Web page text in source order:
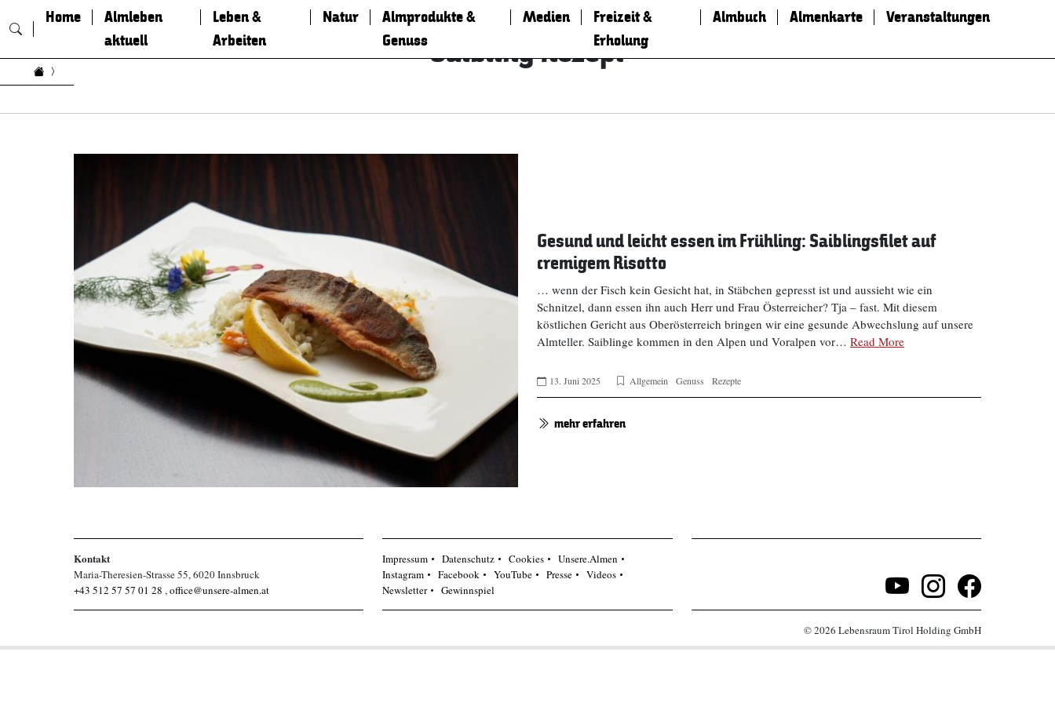
Zum Inhalt springen
Home
Almleben
aktuell
Leben &
Arbeiten
Natur
Almprodukte &
Genuss
Medien
Freizeit &
Erholung
Almbuch Almenkarte Veranstaltungen
Saibling Rezept
Gesund und leicht essen im Frühling: Saiblingsfilet auf
cremigem Risotto
… wenn der Fisch kein Gesicht hat, in Stäbchen gepresst ist und aussieht wie ein
Schnitzel, dann essen ihn auch Herr und Frau Österreicher? Tja – fast. Mit diesem
köstlichen Gericht aus Oberösterreich bringen wir eine gesunde Abwechslung auf unsere
Almteller. Saiblinge kommen in den Alpen und Voralpen vor… Read More
13. Juni 2025 Allgemein Genuss Rezepte
mehr erfahren
Kontakt
Maria-Theresien-Strasse 55, 6020 Innsbruck
+43 512 57 57 01 28 , office@unsere-almen.at
Impressum Datenschutz Cookies
Unsere.Almen
Instagram
Facebook YouTube Presse
Videos
Newsletter
Gewinnspiel
© 2026 Lebensraum Tirol Holding GmbH